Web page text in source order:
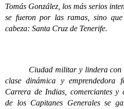
Tomás González, los más serios
se fueron por las ramas, sino
cabeza: Santa Cruz de Tenerife.
Ciudad militar y lindera con
clase dinámica y emprendedora
Carrera de Indias, comerciantes y
de los Capitanes Generales se